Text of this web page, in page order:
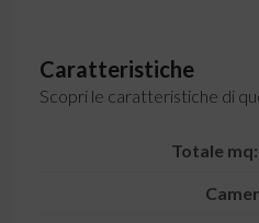
Caratteristiche
Scopri le caratteristiche di
Totale